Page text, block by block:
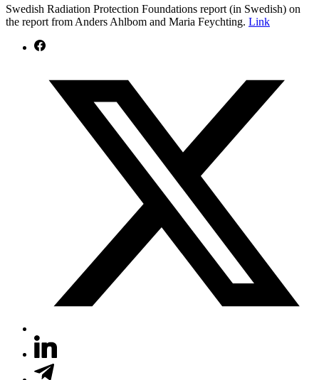
Swedish Radiation Protection Foundations report (in Swedish) on
the report from Anders Ahlbom and Maria Feychting. Link